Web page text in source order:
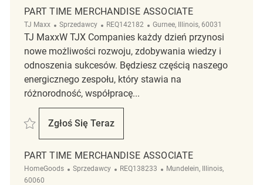
PART TIME MERCHANDISE ASSOCIATE
TJ Maxx Kategoria
Sprzedawcy ReqId
REQ142182 Lokalizacja
Gurnee, Illinois, 60031
TJ MaxxW TJX Companies każdy dzień przynosi
nowe możliwości rozwoju, zdobywania wiedzy i
odnoszenia sukcesów. Będziesz częścią naszego
energicznego zespołu, który stawia na
różnorodność, współpracę...
Zapisać Part Time Merchandise Associate REQ142182
Zgłoś Się Teraz
Part Time Merchandise Associate
PART TIME MERCHANDISE ASSOCIATE
HomeGoods Kategoria
Sprzedawcy ReqId
REQ138233 Lokalizacja
Mundelein, Illinois,
60060